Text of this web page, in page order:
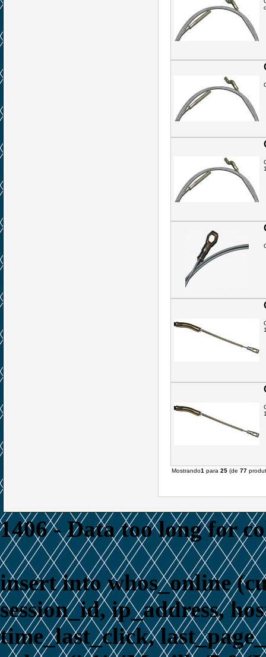
Mostrando1 para 25 (de 77
1406 - Data too long for
insert into whos_online
session_id, ip_address,
time_last_click,